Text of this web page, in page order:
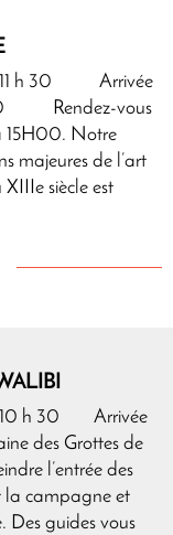
11 h 30 Arrivée
30 Rendez-vous
15H00. Notre
majeures de l’art
siècle est
10 h 30 Arrivée
des Grottes de
l’entrée des
la campagne et
Des guides vous